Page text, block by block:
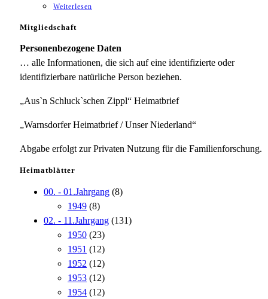
Weiterlesen
Mitgliedschaft
Personenbezogene Daten
… alle Informationen, die sich auf eine identifizierte oder
identifizierbare natürliche Person beziehen.
„Aus`n Schluck`schen Zippl“ Heimatbrief
„Warnsdorfer Heimatbrief / Unser Niederland“
Abgabe erfolgt zur Privaten Nutzung für die Familienforschung.
Heimatblätter
00. - 01.Jahrgang (8)
1949 (8)
02. - 11.Jahrgang (131)
1950 (23)
1951 (12)
1952 (12)
1953 (12)
1954 (12)